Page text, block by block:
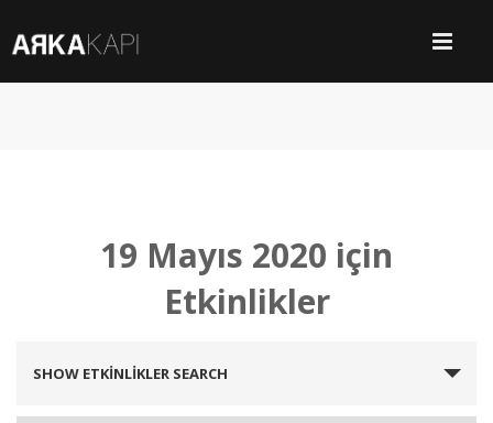
19 Mayıs 2020 için
Etkinlikler
SHOW ETKINLIKLER SEARCH